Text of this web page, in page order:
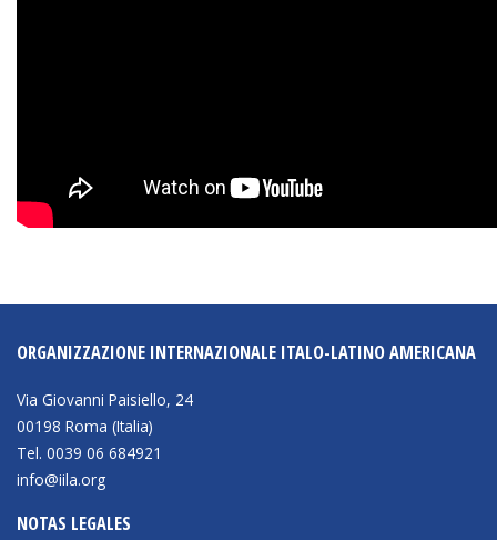
MEDIOS
BIBLIOTECA
ORGANIZZAZIONE INTERNAZIONALE ITALO-LATINO AMERICANA
Via Giovanni Paisiello, 24
00198 Roma (Italia)
Tel. 0039 06 684921
info@iila.org
NOTAS LEGALES